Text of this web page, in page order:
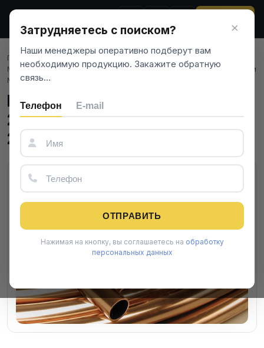
Главная Цветной металлопрокат Медно-никелевый прокат
Медно-никелевые трубы /Медно-никелевая труба 28 мм 2.5 мм
МНЖМц30-1-1 ТУ 48-21-715-81
Медно-никелевая труба 28 мм
2.5 мм МНЖМц30-1-1 ТУ 48-
21-715-81
×
Затрудняетесь с поиском?
Наши менеджеры оперативно подберут вам
необходимую продукцию. Закажите обратную
связь…
Телефон E-mail
ОТПРАВИТЬ
Нажимая на кнопку, вы соглашаетесь на обработку
персональных данных